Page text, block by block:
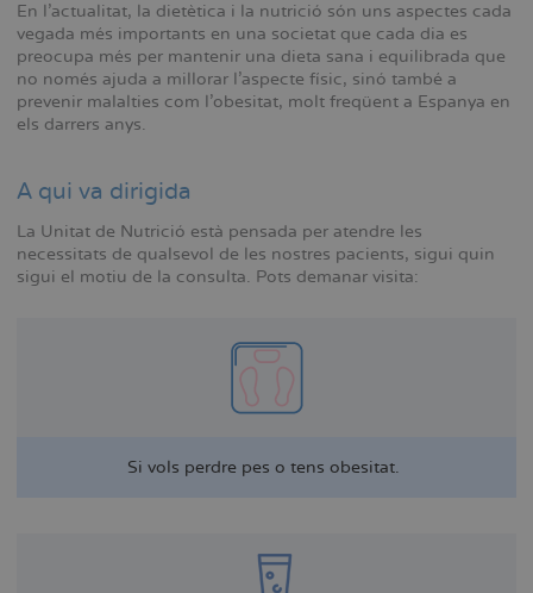
En l’actualitat, la dietètica i la nutrició són uns aspectes cada
vegada més importants en una societat que cada dia es
preocupa més per mantenir una dieta sana i equilibrada que
no només ajuda a millorar l’aspecte físic, sinó també a
prevenir malalties com l’obesitat, molt freqüent a Espanya en
els darrers anys.
A qui va dirigida
La Unitat de Nutrició està pensada per atendre les
necessitats de qualsevol de les nostres pacients, sigui quin
sigui el motiu de la consulta. Pots demanar visita:
Si vols perdre pes o tens obesitat.